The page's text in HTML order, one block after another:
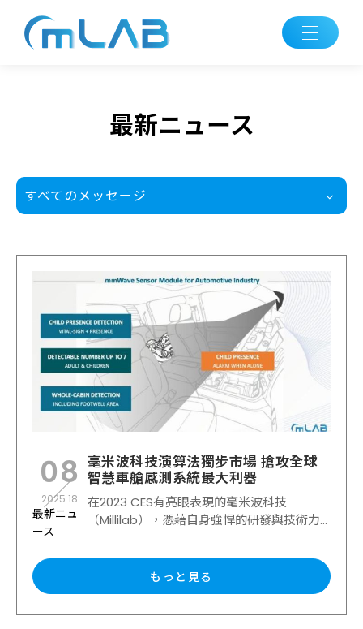
最新ニュース
すべてのメッセージ
08
2025.18
最新ニュ
ース
毫米波科技演算法獨步市場 搶攻全球
智慧車艙感測系統最大利器
在2023 CES有亮眼表現的毫米波科技
（Millilab），憑藉自身強悍的研發與技術力...
もっと見る